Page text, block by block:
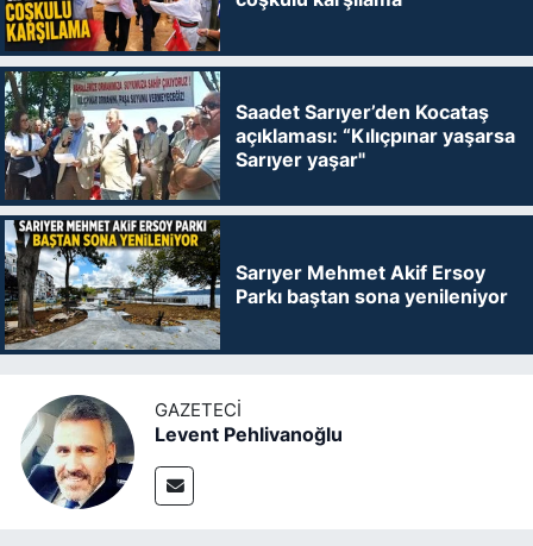
Saadet Sarıyer’den Kocataş
açıklaması: “Kılıçpınar yaşarsa
Sarıyer yaşar"
Sarıyer Mehmet Akif Ersoy
Parkı baştan sona yenileniyor
GAZETECI
Levent Pehlivanoğlu